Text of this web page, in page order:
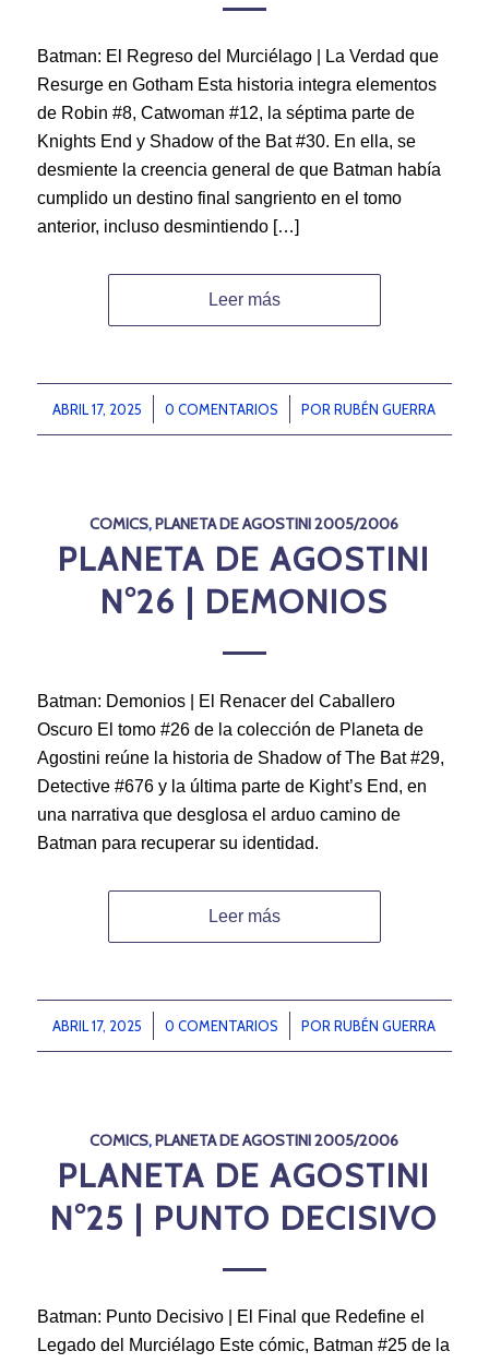
Batman: El Regreso del Murciélago | La Verdad que
Resurge en Gotham Esta historia integra elementos
de Robin #8, Catwoman #12, la séptima parte de
Knights End y Shadow of the Bat #30. En ella, se
desmiente la creencia general de que Batman había
cumplido un destino final sangriento en el tomo
anterior, incluso desmintiendo […]
Leer más
ABRIL 17, 2025
/ 0 COMENTARIOS
/ PORRUBÉN GUERRA
COMICS,PLANETA DE AGOSTINI 2005/2006
PLANETA DE AGOSTINI
N°26 | DEMONIOS
Batman: Demonios | El Renacer del Caballero
Oscuro El tomo #26 de la colección de Planeta de
Agostini reúne la historia de Shadow of The Bat #29,
Detective #676 y la última parte de Kight’s End, en
una narrativa que desglosa el arduo camino de
Batman para recuperar su identidad.
Leer más
ABRIL 17, 2025
/ 0 COMENTARIOS
/ PORRUBÉN GUERRA
COMICS,PLANETA DE AGOSTINI 2005/2006
PLANETA DE AGOSTINI
N°25 | PUNTO DECISIVO
Batman: Punto Decisivo | El Final que Redefine el
Legado del Murciélago Este cómic, Batman #25 de la